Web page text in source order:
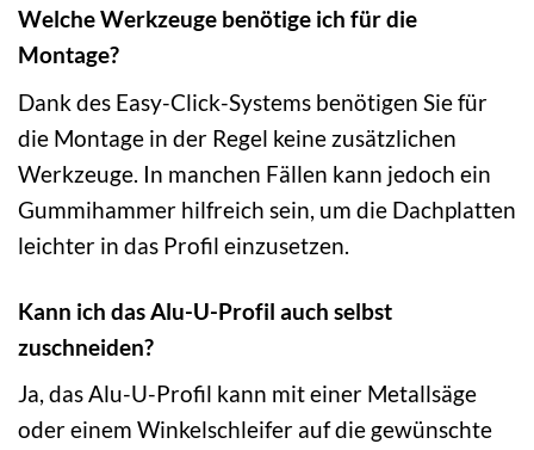
Welche Werkzeuge benötige ich für die
Montage?
Dank des Easy-Click-Systems benötigen Sie für
die Montage in der Regel keine zusätzlichen
Werkzeuge. In manchen Fällen kann jedoch ein
Gummihammer hilfreich sein, um die Dachplatten
leichter in das Profil einzusetzen.
Kann ich das Alu-U-Profil auch selbst
zuschneiden?
Ja, das Alu-U-Profil kann mit einer Metallsäge
oder einem Winkelschleifer auf die gewünschte